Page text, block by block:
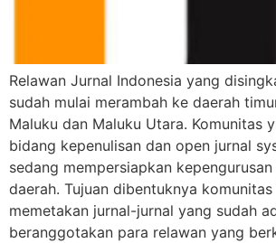
Relawan Jurnal Indonesia yang
sudah mulai merambah ke daerah
Maluku dan Maluku Utara. Komunitas
bidang kepenulisan dan open jurnal
sedang mempersiapkan
daerah. Tujuan dibentuknya
memetakan jurnal-jurnal yang sudah
beranggotakan para relawan yang